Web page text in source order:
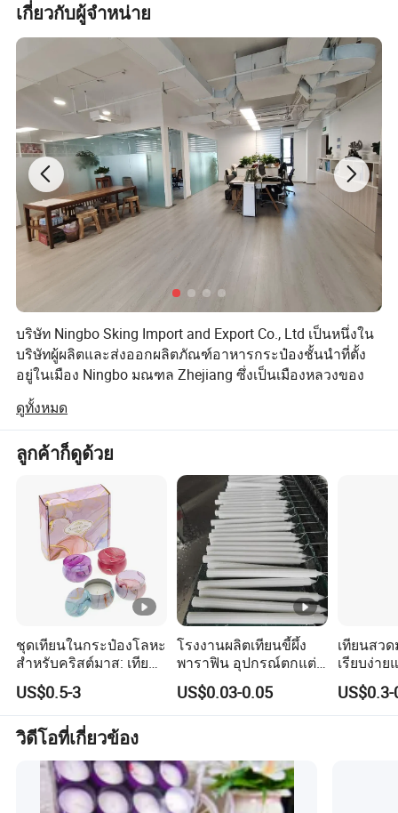
การบรรจุหีบห่อ
รูปภาพแบบละเอียด
เกี่ยวกับผู้จำหน่าย
บริษัท Ningbo Sking Import and Export Co., Ltd เป็นหนึ่งใน
บริษัทผู้ผลิตและส่งออกผลิตภัณฑ์อาหารกระป๋องชั้นนำที่ตั้ง
อยู่ในเมือง Ningbo มณฑล Zhejiang ซึ่งเป็นเมืองหลวงของ
อุตสาหกรรมอาหารกระป๋องในประเทศจีน
เรามุ่งมั่นที่จะพัฒนาอุตสาหกรรมอาหารของโลกและ
เชี่ยวชาญในการส่งออกอาหารซึ่งได้แก่ผักกระป๋องผลไม้
กระป๋องถั่วกระป๋องคอนดิเมนท์ และผลไม้จีนหลากหลายชนิด
ด้วยราคาที่สามารถแข่งขันได้มากมายระบบควบคุมคุณภาพ
สูงการขนส่งสินค้าตรงเวลาและบริการหลังการขายที่ดีเราจึง
ได้ส่งออกผลิตภัณฑ์ไปยังซุปเปอร์มาร์เก็ตและผู้ค้าส่งของ
ยุโรปแอฟริกาและเอเชียตะวันออกเฉียงใต้
บริษัทของเรานำเสนอผลิตภัณฑ์ที่หลากหลายซึ่งสามารถตอบ
สนองความต้องการแบบหลายด้านของคุณได้ เรายึดมั่นใน
หลักการบริหาร " คุณภาพต้องมาก่อนลูกค้าต้องมาก่อนและมี
การให้เครดิต " นับตั้งแต่ก่อตั้งบริษัทและพยายามอย่างดีที่สุด
เสมอเพื่อตอบสนองความต้องการที่อาจเกิดขึ้นของลูกค้าของ
เรา
บริษัทของเรายินดีที่จะร่วมมือกับบริษัทต่างๆทั่วโลกอย่าง
จริงใจเพื่อสร้างสถานการณ์ที่เป็นหนึ่งในสองฝ่ายของเรา
เนื่องจากแนวโน้มของโลกาภิวัตน์ทางเศรษฐกิจได้พัฒนาขึ้น
โดยมีอำนาจที่ไม่อาจต้านทานได้
ดูทั้งหมด
ลูกค้าก็ดูด้วย
ชุดเทียนในกระป๋องโลหะ
สำหรับคริสต์มาส: เทียน
หอม, เทียนเสา, เทียน
LED, เทียนซิตรอนเนลล่า,
เทียนวันเกิดพร้อมที่ใส่
เทียนและโหลเทียน
US$0.5-3
โรงงานผลิตเทียนขี้ผึ้ง
พาราฟิน อุปกรณ์ตกแต่ง
เทียนสีขาว เทียนเสาหมด
เปลือกขายส่ง
US$0.03-0.05
เทียนสว
เรียบง่า
สำหรับก
ในชีวิตป
วิดีโอที่เกี่ยวข้อง